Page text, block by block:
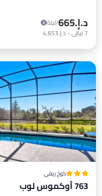
د.إ.‏665
/ليلة
7ليالي- د.إ.‏4,653
كوخ ريفي
763 أوكموس لوب موقف سيارات